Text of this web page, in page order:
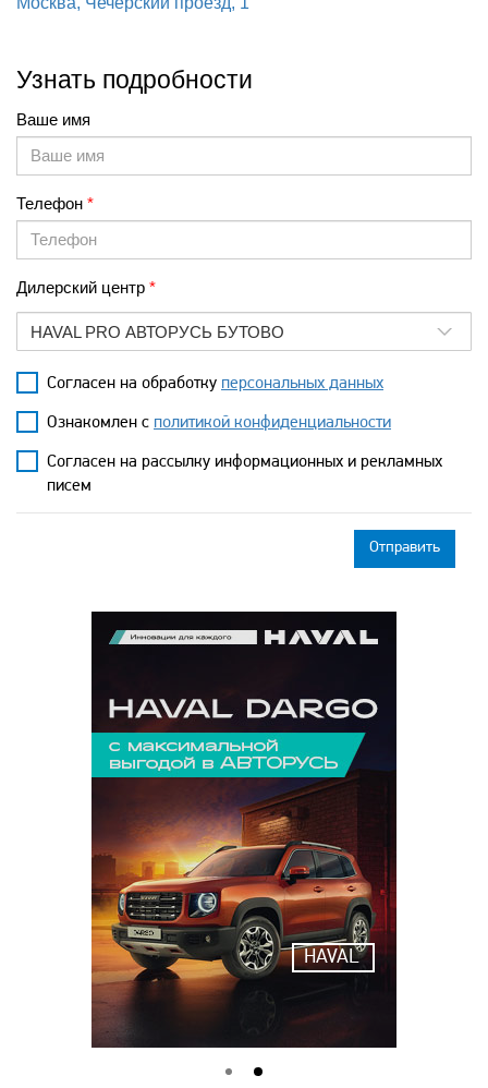
Узнать подробности
Ваше имя
Телефон
Дилерский центр
HAVAL PRO АВТОРУСЬ БУТОВО
Согласен на обработку персональных данных
Ознакомлен с политикой конфиденциальности
Согласен на рассылку информационных и рекламных
писем
HAVAL